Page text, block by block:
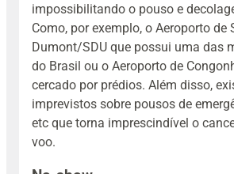
impossibilitando o pouso e
Como, por exemplo, o Aeroporto de
Dumont/SDU que possui uma das
do Brasil ou o Aeroporto de
cercado por prédios. Além disso,
imprevistos sobre pousos de
etc que torna imprescindível o
voo.